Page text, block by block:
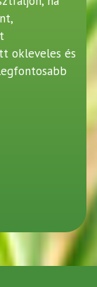
okleveles és